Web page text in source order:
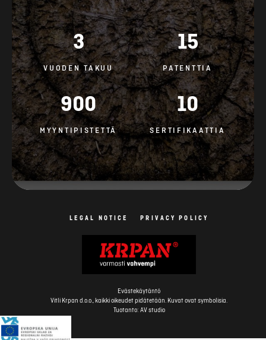
3
VUODEN TAKUU
15
PATENTTIA
900
MYYNTIPISTETTÄ
10
SERTIFIKAATTIA
LEGAL NOTICE PRIVACY POLICY
Evästekäytäntö
Vitli Krpan d.o.o., kaikki oikeudet pidätetään. Kuvat ovat symbolisia.
Tuotanto: AV studio